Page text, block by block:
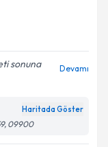
sonuna
Devamı
Haritada Göster
09900